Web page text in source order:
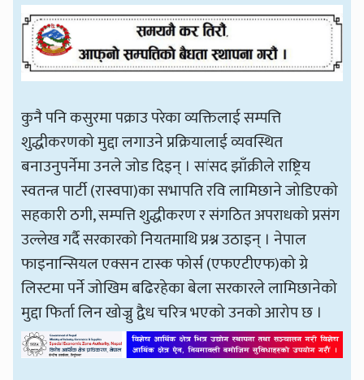
कुनै पनि कसुरमा पक्राउ परेका व्यक्तिलाई सम्पत्ति
शुद्धीकरणको मुद्दा लगाउने प्रक्रियालाई व्यवस्थित
बनाउनुपर्नेमा उनले जोड दिइन् । सांसद झाँक्रीले राष्ट्रिय
स्वतन्त्र पार्टी (रास्वपा)का सभापति रवि लामिछाने जोडिएको
सहकारी ठगी, सम्पत्ति शुद्धीकरण र संगठित अपराधको प्रसंग
उल्लेख गर्दै सरकारको नियतमाथि प्रश्न उठाइन् । नेपाल
फाइनान्सियल एक्सन टास्क फोर्स (एफएटीएफ)को ग्रे
लिस्टमा पर्ने जोखिम बढिरहेका बेला सरकारले लामिछानेको
मुद्दा फिर्ता लिन खोज्नु द्वैध चरित्र भएको उनको आरोप छ ।